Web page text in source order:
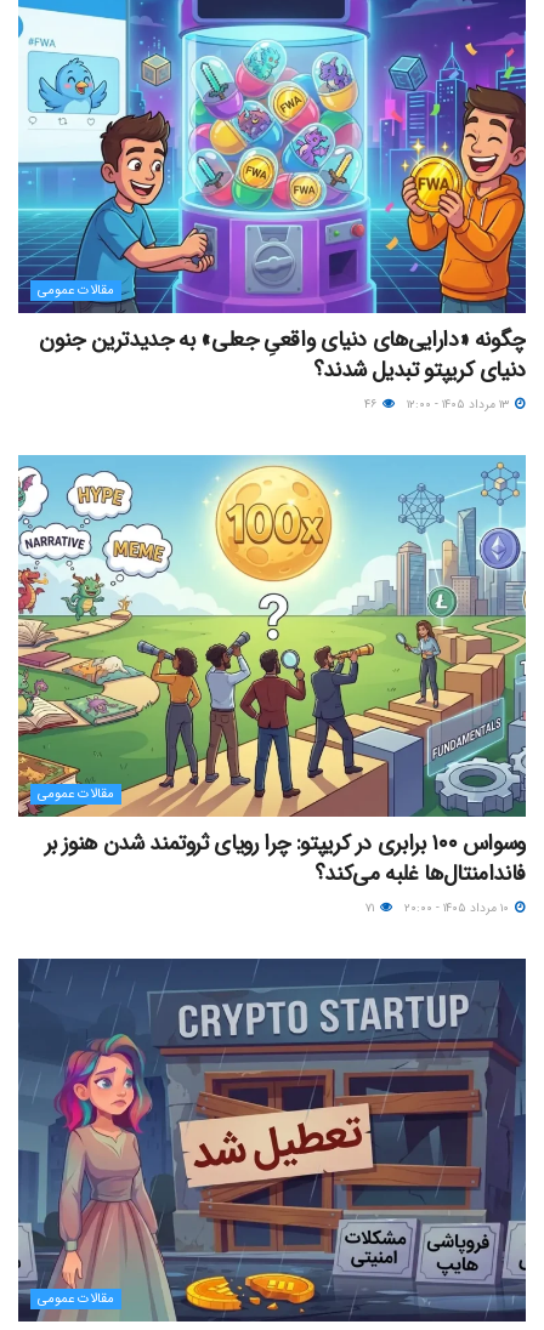
مقالات عمومی
چگونه «دارایی‌های دنیای واقعیِ جعلی» به جدیدترین جنون
دنیای کریپتو تبدیل شدند؟
مقالات عمومی
وسواس ۱۰۰ برابری در کریپتو: چرا رویای ثروتمند شدن هنوز بر
فاندامنتال‌ها غلبه می‌کند؟
مقالات عمومی